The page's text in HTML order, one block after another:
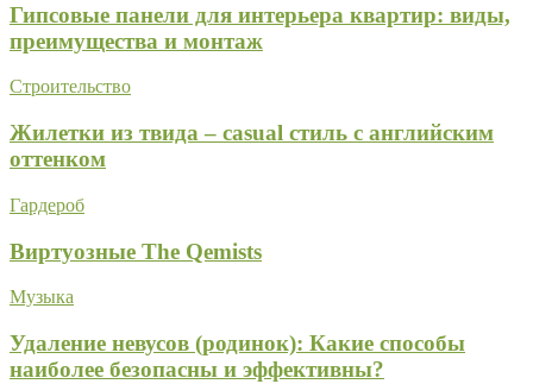
Гипсовые панели для интерьера квартир: виды,
преимущества и монтаж
Строительство
Жилетки из твида – casual стиль с английским
оттенком
Гардероб
Виртуозные The Qemists
Музыка
Удаление невусов (родинок): Какие способы
наиболее безопасны и эффективны?